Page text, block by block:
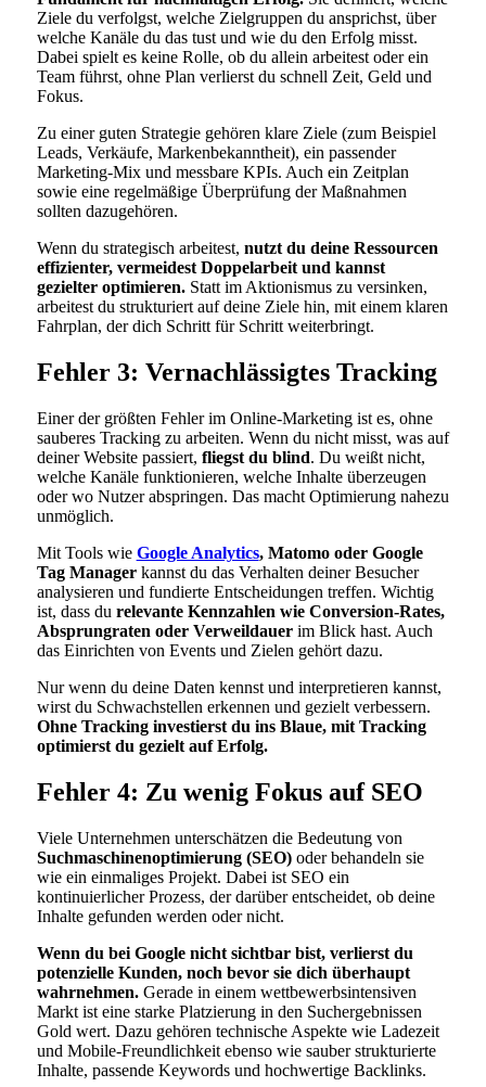
Ziele du verfolgst, welche Zielgruppen du ansprichst, über
welche Kanäle du das tust und wie du den Erfolg misst.
Dabei spielt es keine Rolle, ob du allein arbeitest oder ein
Team führst, ohne Plan verlierst du schnell Zeit, Geld und
Fokus.
Zu einer guten Strategie gehören klare Ziele (zum Beispiel
Leads, Verkäufe, Markenbekanntheit), ein passender
Marketing-Mix und messbare KPIs. Auch ein Zeitplan
sowie eine regelmäßige Überprüfung der Maßnahmen
sollten dazugehören.
Wenn du strategisch arbeitest, nutzt du deine Ressourcen
effizienter, vermeidest Doppelarbeit und kannst
gezielter optimieren.Statt im Aktionismus zu versinken,
arbeitest du strukturiert auf deine Ziele hin, mit einem klaren
Fahrplan, der dich Schritt für Schritt weiterbringt.
Fehler 3: Vernachlässigtes Tracking
Einer der größten Fehler im Online-Marketing ist es, ohne
sauberes Tracking zu arbeiten. Wenn du nicht misst, was auf
deiner Website passiert, fliegst du blind. Du weißt nicht,
welche Kanäle funktionieren, welche Inhalte überzeugen
oder wo Nutzer abspringen. Das macht Optimierung nahezu
unmöglich.
Mit Tools wie Google Analytics, Matomo oder Google
Tag Managerkannst du das Verhalten deiner Besucher
analysieren und fundierte Entscheidungen treffen. Wichtig
ist, dass du relevante Kennzahlen wie Conversion-Rates,
Absprungraten oder Verweildauerim Blick hast. Auch
das Einrichten von Events und Zielen gehört dazu.
Nur wenn du deine Daten kennst und interpretieren kannst,
wirst du Schwachstellen erkennen und gezielt verbessern.
Ohne Tracking investierst du ins Blaue, mit Tracking
optimierst du gezielt auf Erfolg.
Fehler 4: Zu wenig Fokus auf SEO
Viele Unternehmen unterschätzen die Bedeutung von
Suchmaschinenoptimierung (SEO)oder behandeln sie
wie ein einmaliges Projekt. Dabei ist SEO ein
kontinuierlicher Prozess, der darüber entscheidet, ob deine
Inhalte gefunden werden oder nicht.
Wenn du bei Google nicht sichtbar bist, verlierst du
potenzielle Kunden, noch bevor sie dich überhaupt
wahrnehmen.Gerade in einem wettbewerbsintensiven
Markt ist eine starke Platzierung in den Suchergebnissen
Gold wert. Dazu gehören technische Aspekte wie Ladezeit
und Mobile-Freundlichkeit ebenso wie sauber strukturierte
Inhalte, passende Keywords und hochwertige Backlinks.